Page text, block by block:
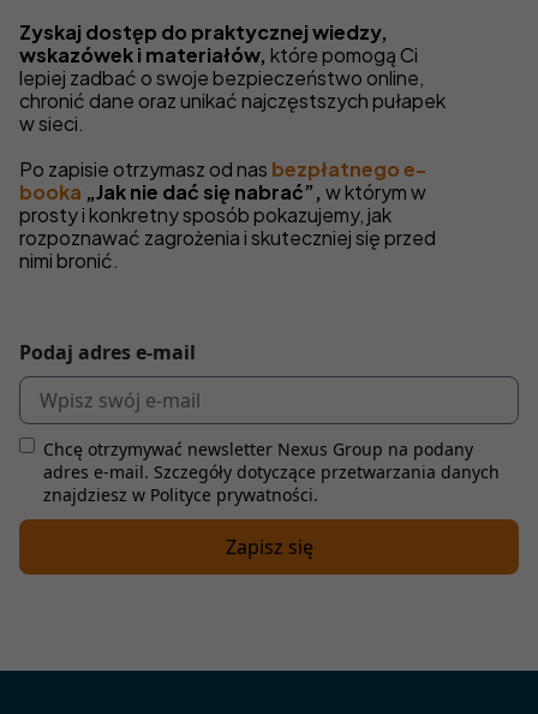
Zyskaj dostęp do praktycznej wiedzy,
wskazówek i materiałów, które pomogą Ci
lepiej zadbać o swoje bezpieczeństwo online,
chronić dane oraz unikać najczęstszych pułapek
w sieci.
Po zapisie otrzymasz od nas bezpłatnego e-
booka „Jak nie dać się nabrać”, w którym w
prosty i konkretny sposób pokazujemy, jak
rozpoznawać zagrożenia i skuteczniej się przed
nimi bronić.
Podaj adres e-mail
Chcę otrzymywać newsletter Nexus Group na podany
adres e-mail. Szczegóły dotyczące przetwarzania danych
znajdziesz w Polityce prywatności.